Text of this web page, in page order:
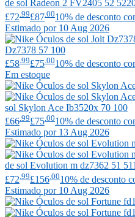
de sol Radeon 2 FV2405 52
£72 .99£87 .0010% de desconto
Estimado por 10 Aug 2026
Dz7378 57 100
£58 .99£75 .0010% de desconto
Em estoque
sol Skylon Ace Ib3520x 70 100
£66 .99£75 .0010% de desconto
Estimado por 13 Aug 2026
de sol Evolution m dz7362 51
£72 .99£156 .0010% de desconto
Estimado por 10 Aug 2026